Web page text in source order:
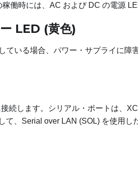
働時には、AC および DC の電源
LED (黄色)
ている場合、パワー・サプライに障
続します。シリアル・ポートは、
て、Serial over LAN (SOL) を使用し